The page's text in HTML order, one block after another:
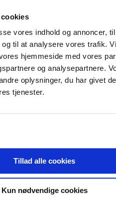
vores indhold og annoncer,
til at analysere vores trafik.
hjemmeside med vores
og analysepartnere.
oplysninger, du har givet
tjenester.
Tillad alle cookies
Kun nødvendige cookies